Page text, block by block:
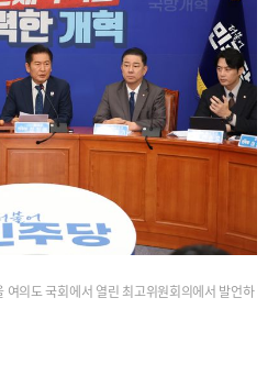
여의도 국회에서 열린 최고위원회의에서 발언하